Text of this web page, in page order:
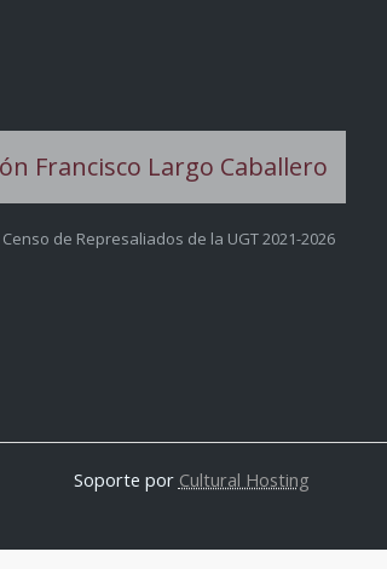
de Represaliados de la UGT 2021-2026
Soporte por Cultural Hosting